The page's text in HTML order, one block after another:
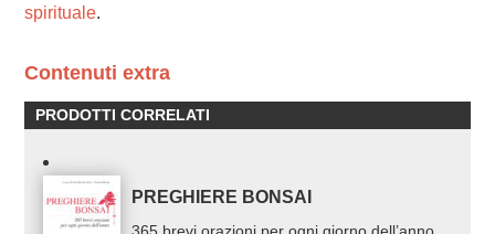
spirituale.
Contenuti extra
PRODOTTI CORRELATI
PREGHIERE BONSAI